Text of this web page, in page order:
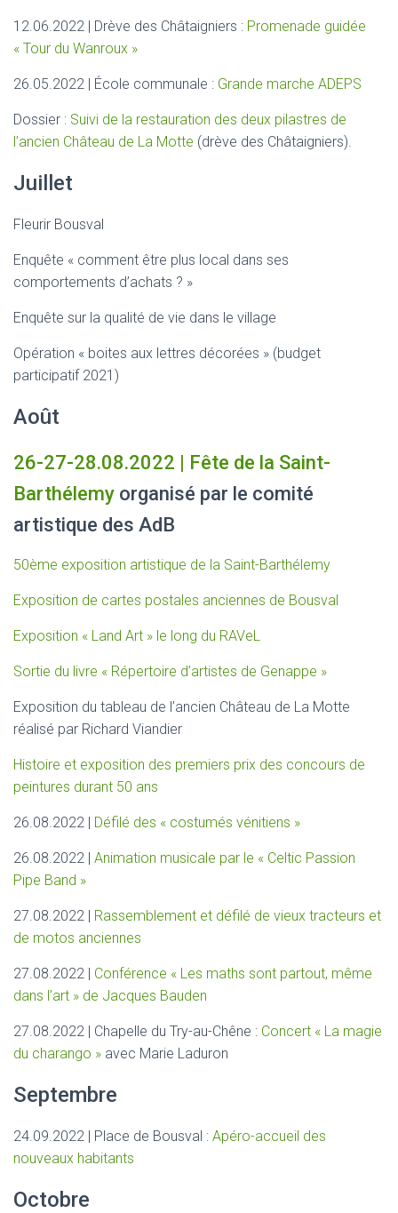
12.06.2022 | Drève des Châtaigniers : Promenade guidée
« Tour du Wanroux »
26.05.2022 | École communale : Grande marche ADEPS
Dossier : Suivi de la restauration des deux pilastres de
l’ancien Château de La Motte (drève des Châtaigniers).
Juillet
Fleurir Bousval
Enquête « comment être plus local dans ses
comportements d’achats ? »
Enquête sur la qualité de vie dans le village
Opération « boites aux lettres décorées » (budget
participatif 2021)
Août
26-27-28.08.2022 | Fête de la Saint-
Barthélemy organisé par le comité
artistique des AdB
50ème exposition artistique de la Saint-Barthélemy
Exposition de cartes postales anciennes de Bousval
Exposition « Land Art » le long du RAVeL
Sortie du livre « Répertoire d’artistes de Genappe »
Exposition du tableau de l’ancien Château de La Motte
réalisé par Richard Viandier
Histoire et exposition des premiers prix des concours de
peintures durant 50 ans
26.08.2022 | Défilé des « costumés vénitiens »
26.08.2022 | Animation musicale par le « Celtic Passion
Pipe Band »
27.08.2022 | Rassemblement et défilé de vieux tracteurs et
de motos anciennes
27.08.2022 | Conférence « Les maths sont partout, même
dans l’art » de Jacques Bauden
27.08.2022 | Chapelle du Try-au-Chêne : Concert « La magie
du charango » avec Marie Laduron
Septembre
24.09.2022 | Place de Bousval : Apéro-accueil des
nouveaux habitants
Octobre